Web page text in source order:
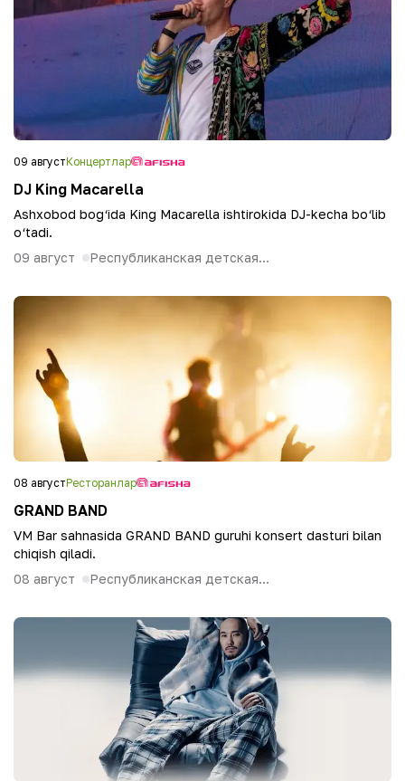
09 августКонцертлар
DJ King Macarella
Ashxobod bog‘ida King Macarella ishtirokida DJ-kecha bo‘lib
o‘tadi.
09 август
Республиканская детская...
08 августРесторанлар
GRAND BAND
VM Bar sahnasida GRAND BAND guruhi konsert dasturi bilan
chiqish qiladi.
08 август
Республиканская детская...